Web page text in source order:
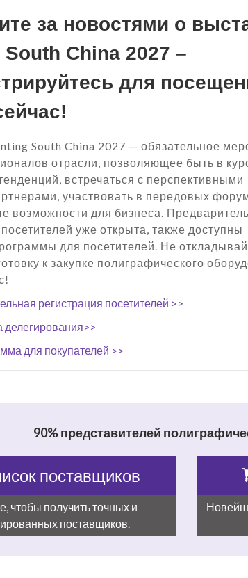
за новостями о
China 2027 –
для
South China 2027 — обязательное
отрасли, позволяющее быть в
встречаться с перспективными
участвовать в передовых
возможности для бизнеса.
уже открыта, также доступны
для посетителей. Не
к закупке полиграфического
регистрация посетителей >>
для покупателей >>
90% представителей
поставщиков
чтобы получить точных и
поставщиков.